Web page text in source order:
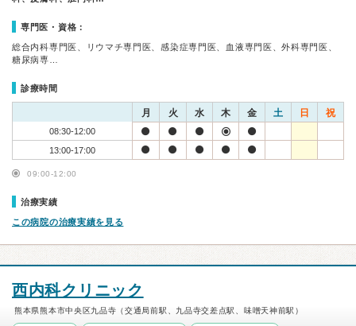
専門医・資格：
総合内科専門医、リウマチ専門医、感染症専門医、血液専門医、外科専門医、
糖尿病専…
診療時間
月 火 水 木 金 土 日 祝
08:30-12:00
13:00-17:00
09:00-12:00
治療実績
この病院の治療実績を見る
西内科クリニック
熊本県熊本市中央区九品寺（交通局前駅、九品寺交差点駅、味噌天神前駅）